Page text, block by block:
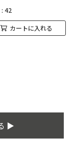
42
カートに入れる
▶